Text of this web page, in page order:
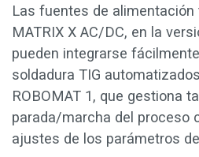
Las fuentes de
MATRIX X AC/DC, en la
pueden integrarse
soldadura TIG
ROBOMAT 1, que gestiona
parada/marcha del proceso
ajustes de los parámetros